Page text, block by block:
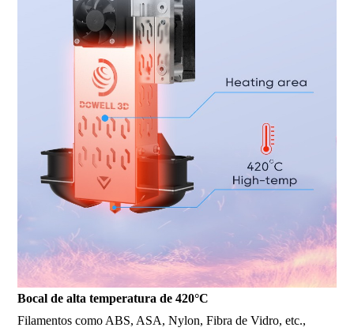
Bocal de alta temperatura de 420°C
Filamentos como ABS, ASA, Nylon, Fibra de Vidro, etc.,